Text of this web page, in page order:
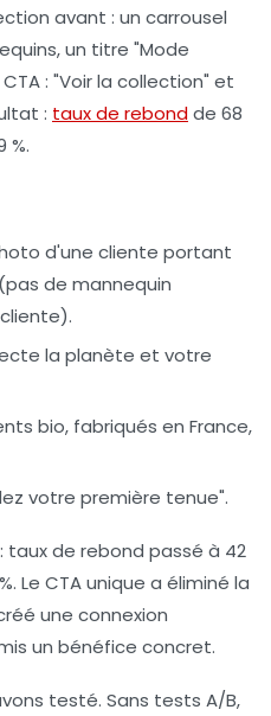
avant : un carrousel
un titre "Mode
: "Voir la collection" et
: taux de rebondde 68
%.
d'une cliente portant
de mannequin
la planète et votre
bio, fabriqués en France,
votre première tenue".
taux de rebond passé à 42
Le CTA unique a éliminé la
une connexion
un bénéfice concret.
testé. Sans tests A/B,